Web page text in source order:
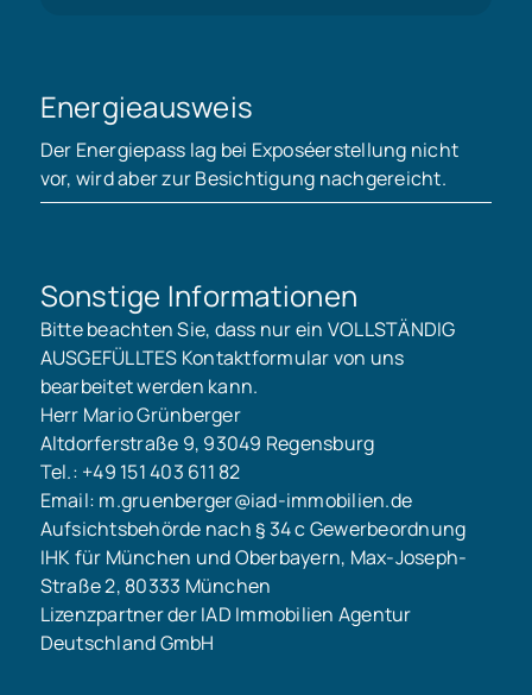
Energieausweis
Der Energiepass lag bei Exposéerstellung nicht
vor, wird aber zur Besichtigung nachgereicht.
Sonstige Informationen
Bitte beachten Sie, dass nur ein VOLLSTÄNDIG
AUSGEFÜLLTES Kontaktformular von uns
bearbeitet werden kann.
Herr Mario Grünberger
Altdorferstraße 9, 93049 Regensburg
Tel.: +49 151 403 611 82
Email: m.gruenberger@iad-immobilien.de
Aufsichtsbehörde nach § 34 c Gewerbeordnung
IHK für München und Oberbayern, Max-Joseph-
Straße 2, 80333 München
Lizenzpartner der IAD Immobilien Agentur
Deutschland GmbH